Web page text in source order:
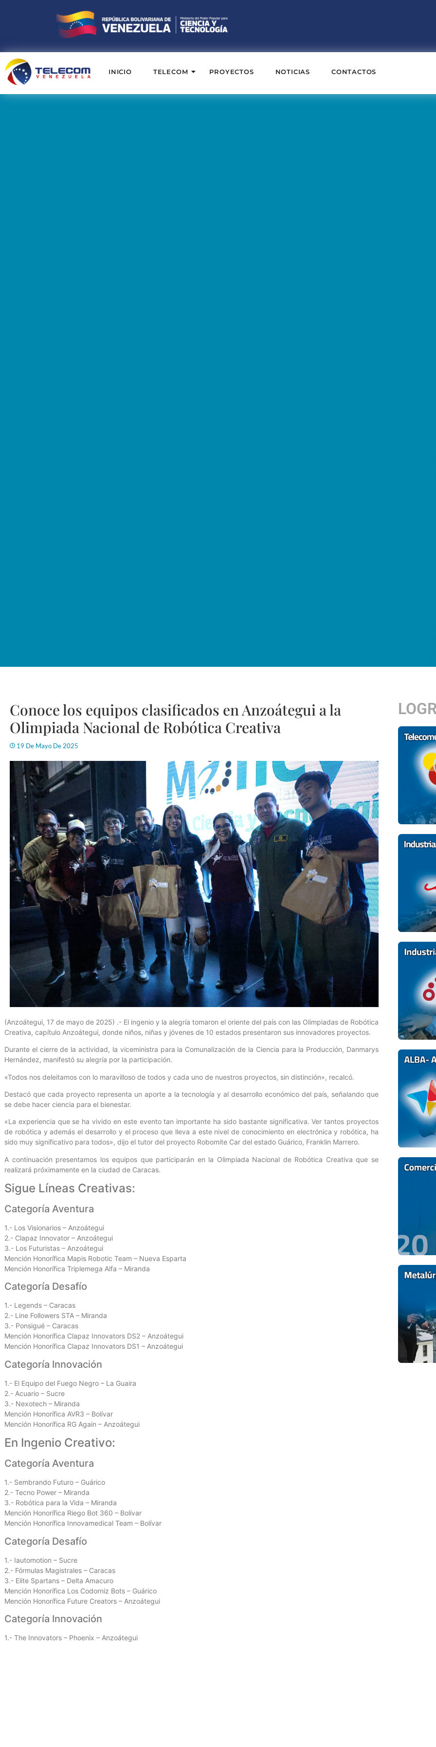
INICIO TELECOM PROYECTOS NOTICIAS CONTACTOS
Conoce los equipos clasificados en Anzoátegui a la
Olimpiada Nacional de Robótica Creativa
19 De Mayo De 2025
(Anzoátegui, 17 de mayo de 2025) .- El ingenio y la alegría tomaron el oriente del país con las Olimpiadas de Robótica
Creativa, capítulo Anzoátegui, donde niños, niñas y jóvenes de 10 estados presentaron sus innovadores proyectos.
Durante el cierre de la actividad, la viceministra para la Comunalización de la Ciencia para la Producción, Danmarys
Hernández, manifestó su alegría por la participación.
«Todos nos deleitamos con lo maravilloso de todos y cada uno de nuestros proyectos, sin distinción», recalcó.
Destacó que cada proyecto representa un aporte a la tecnología y al desarrollo económico del país, señalando que
se debe hacer ciencia para el bienestar.
«La experiencia que se ha vivido en este evento tan importante ha sido bastante significativa. Ver tantos proyectos
de robótica y además el desarrollo y el proceso que lleva a este nivel de conocimiento en electrónica y robótica, ha
sido muy significativo para todos», dijo el tutor del proyecto Robomite Car del estado Guárico, Franklin Marrero.
A continuación presentamos los equipos que participarán en la Olimpiada Nacional de Robótica Creativa que se
realizará próximamente en la ciudad de Caracas.
Sigue Líneas Creativas:
Categoría Aventura
1.- Los Visionarios – Anzoátegui
2.- Clapaz Innovator – Anzoátegui
3.- Los Futuristas – Anzoátegui
Mención Honorífica Mapis Robotic Team – Nueva Esparta
Mención Honorífica Triplemega Alfa – Miranda
Categoría Desafío
1.- Legends – Caracas
2.- Line Followers STA – Miranda
3.- Ponsigué – Caracas
Mención Honorífica Clapaz Innovators DS2 – Anzoátegui
Mención Honorífica Clapaz Innovators DS1 – Anzoátegui
Categoría Innovación
1.- El Equipo del Fuego Negro – La Guaira
2.- Acuario – Sucre
3.- Nexotech – Miranda
Mención Honorífica AVR3 – Bolívar
Mención Honorífica RG Again – Anzoátegui
En Ingenio Creativo:
Categoría Aventura
1.- Sembrando Futuro – Guárico
2.- Tecno Power – Miranda
3.- Robótica para la Vida – Miranda
Mención Honorífica Riego Bot 360 – Bolívar
Mención Honorífica Innovamedical Team – Bolívar
Categoría Desafío
1.- Iautomotion – Sucre
2.- Fórmulas Magistrales – Caracas
3.- Elite Spartans – Delta Amacuro
Mención Honorífica Los Codorniz Bots – Guárico
Mención Honorífica Future Creators – Anzoátegui
Categoría Innovación
1.- The Innovators – Phoenix – Anzoátegui